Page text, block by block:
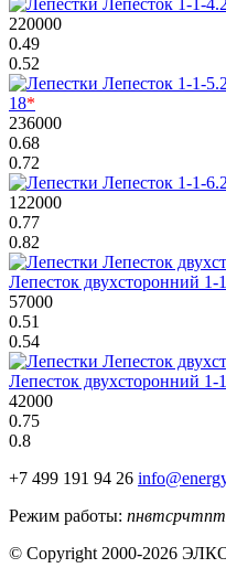
220000
0.49
0.52
18*
236000
0.68
0.72
122000
0.77
0.82
Лепесток двухсторонний 1-
57000
0.51
0.54
Лепесток двухсторонний 1-
42000
0.75
0.8
+7 499 191 94 26
Режим работы: пнвтсрчтпт
© Copyright 2000-2026